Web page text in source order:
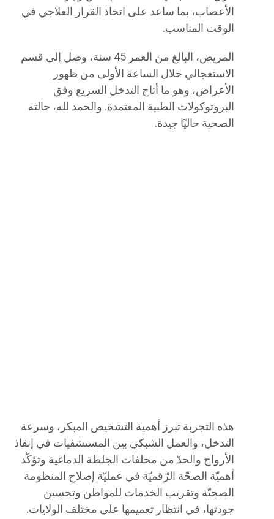
الأعصاب، بما ساعد على اتخاذ القرار العلاجي في
الوقت المناسب.
المريض، البالغ من العمر 45 سنة، وصل إلى قسم
الاستعجالي خلال الساعة الأولى من ظهور
الأعراض، وهو ما أتاح التدخل السريع وفق
البروتوكولات الطبية المعتمدة. والحمد لله، حالته
الصحية حاليًا جيدة.
هذه التجربة تبرز أهمية التشخيص المبكر، وسرعة
التدخل، والعمل الشبكي بين المستشفيات في إنقاذ
الأرواح والحدّ من مخلفات الجلطة الدماغية وتؤكّد
أهميّة الصحّة الرّقميّة في عمليّة إصلاح المنظومة
الصحيّة وتقريب الخدمات للمواطن وتحسين
جودتها، في انتظار تعميمها على مختلف الولايات.